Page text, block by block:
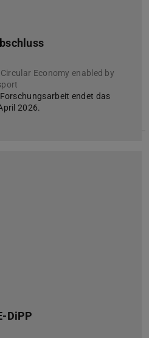
Economy enabled by
endet das
2026.
DiPP